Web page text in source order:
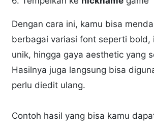
Dengan cara ini, kamu bisa
berbagai variasi font seperti bold,
unik, hingga gaya aesthetic yang
Hasilnya juga langsung bisa
perlu diedit ulang.
Contoh hasil yang bisa kamu